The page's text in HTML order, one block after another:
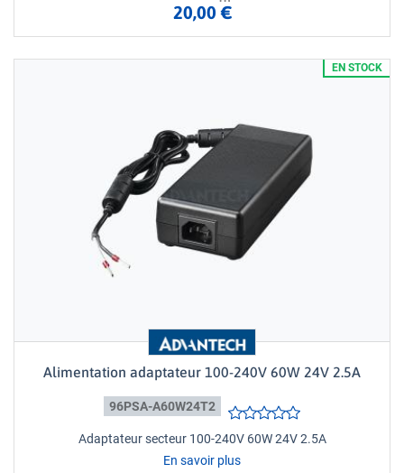
20,00 €
EN STOCK
Alimentation adaptateur 100-240V 60W 24V 2.5A
96PSA-A60W24T2
Adaptateur secteur 100-240V 60W 24V 2.5A
En savoir plus